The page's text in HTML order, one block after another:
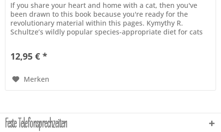
If you share your heart and home with a cat, then you've
been drawn to this book because you're ready for the
revolutionary material within this pages. Kymythy R.
Schultze’s wildly popular species-appropriate diet for cats
12,95 € *
Merken
Feste Telefonsprechzeiten